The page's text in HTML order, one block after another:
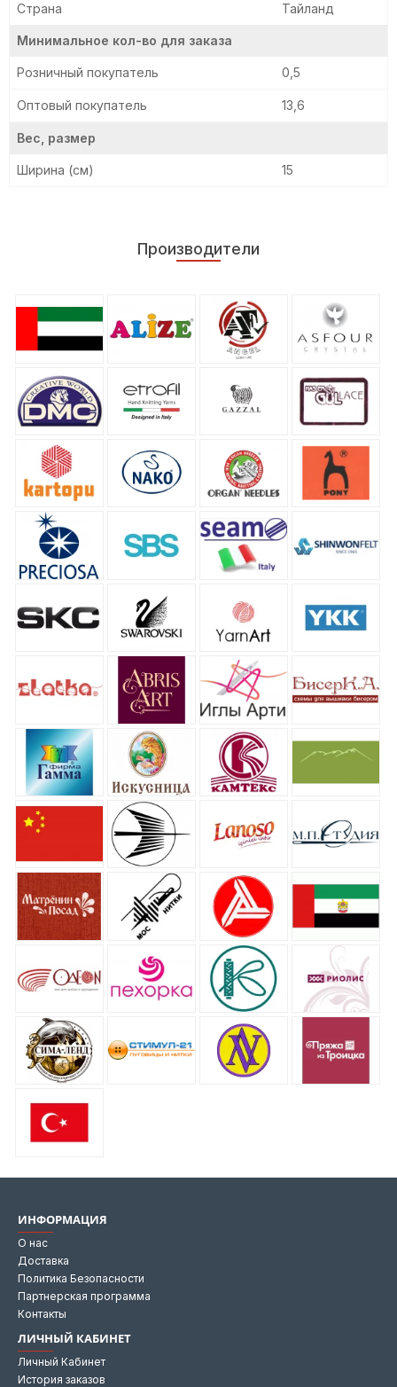
Страна Тайланд
Минимальное кол-во для заказа
Розничный покупатель 0,5
Оптовый покупатель 13,6
Вес, размер
Ширина (см) 15
Производители
ИНФОРМАЦИЯ
О нас
Доставка
Политика Безопасности
Партнерская программа
Контакты
ЛИЧНЫЙ КАБИНЕТ
Личный Кабинет
История заказов